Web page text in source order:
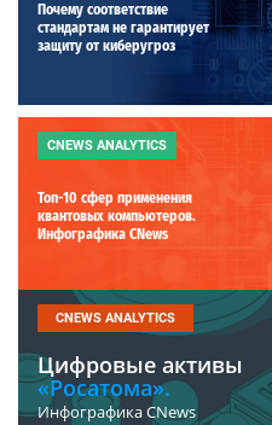
Почему соответствие
стандартам не гарантирует
защиту от киберугроз
CNEWS ANALYTICS
Топ-10 сфер применения
квантовых компьютеров.
Инфографика CNews
CNEWS ANALYTICS
Цифровые активы
«Росатома».
Инфографика CNews